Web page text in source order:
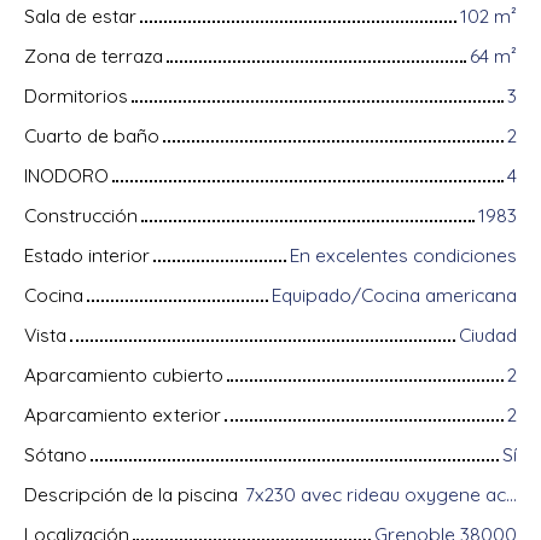
Sala de estar
102 m²
Zona de terraza
64 m²
Dormitorios
3
Cuarto de baño
2
INODORO
4
Construcción
1983
Estado interior
En excelentes condiciones
Cocina
Equipado/Cocina americana
Vista
Ciudad
Aparcamiento cubierto
2
Aparcamiento exterior
2
Sótano
Sí
Descripción de la piscina
7x230 avec rideau oxygene active chauffante pompe chaleur
Localización
Grenoble 38000